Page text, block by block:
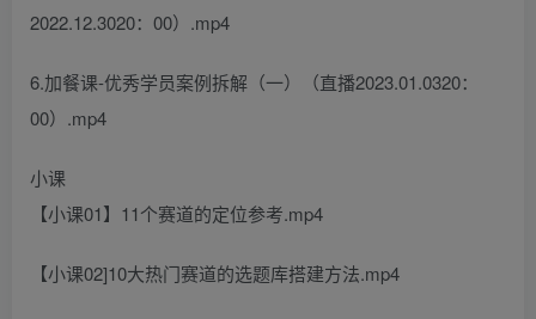
2022.12.3020：00）.mp4
6.加餐课-优秀学员案例拆解（一）（直播2023.01.0320：
00）.mp4
小课
【小课01】11个赛道的定位参考.mp4
【小课02]10大热门赛道的选题库搭建方法.mp4